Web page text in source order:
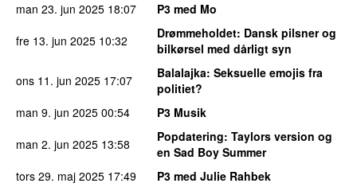
man 23. jun 2025 18:07
P3 med Mo
fre 13. jun 2025 10:32 Drømmeholdet: Dansk pilsner og
bilkørsel med dårligt syn
ons 11. jun 2025 17:07 Balalajka: Seksuelle emojis fra
politiet?
man 9. jun 2025 00:54
P3 Musik
man 2. jun 2025 13:58 Popdatering: Taylors version og
en Sad Boy Summer
tors 29. maj 2025 17:49
P3 med Julie Rahbek